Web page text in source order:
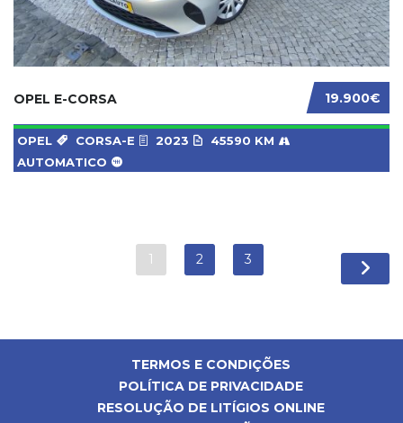
19.900€
OPEL E-CORSA
OPEL CORSA-E 2023
45590 KM
AUTOMATICO
1 2 3
TERMOS E CONDIÇÕES
POLÍTICA DE PRIVACIDADE
RESOLUÇÃO DE LITÍGIOS ONLINE